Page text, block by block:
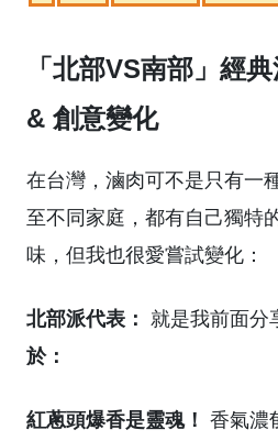
「北部VS南部」經
& 創意變化
在台灣，滷肉可不是只有一
至不同家庭，都有自己獨特
味，但我也很愛嘗試變化：
北部派代表： 就是我前面分
於：
紅蔥頭爆香是靈魂！ 香氣濃